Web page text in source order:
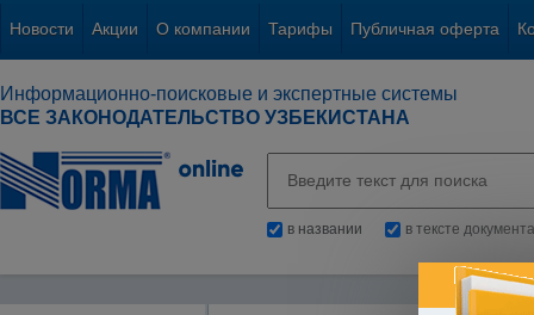
Новости Акции О компании Тарифы Публичная оферта
Информационно-поисковые и экспертные системы
ВСЕ ЗАКОНОДАТЕЛЬСТВО УЗБЕКИСТАНА
в названии в тексте документа